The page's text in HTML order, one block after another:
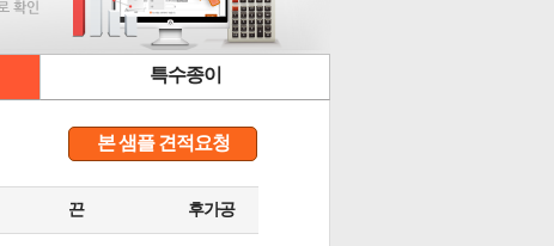
특수종이
본 샘플 견적요청
끈 후가공